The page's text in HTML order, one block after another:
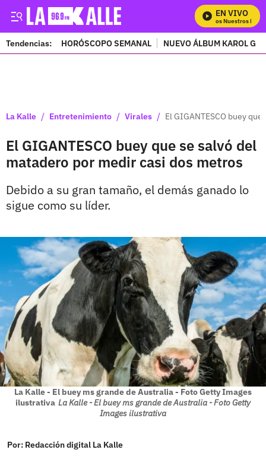
EN VIVO
Mira Todos Nuestros
Tendencias: HORÓSCOPO SEMANAL NUEVO ÁLBUM KAROL G
La Kalle / Entretenimiento / Virales / El GIGANTESCO buey
El GIGANTESCO buey que se salvó del
matadero por medir casi dos metros
Debido a su gran tamaño, el demás ganado lo
sigue como su líder.
La Kalle - El buey ms grande de Australia - Foto Getty Images
ilustrativa La Kalle - El buey ms grande de Australia - Foto Getty
Images ilustrativa
Por: Redacción digital La Kalle